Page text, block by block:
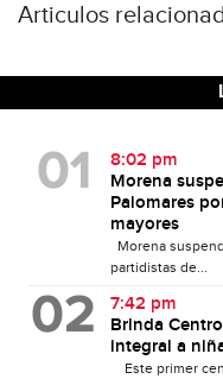
Articulos
8:02 pm
Morena
Palomares
mayores
Morena
partidistas de...
7:42 pm
Brinda
integral a
Este primer